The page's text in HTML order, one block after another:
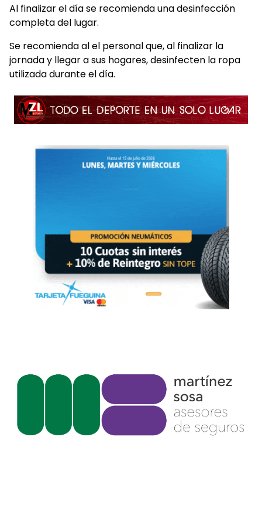
Al finalizar el día se recomienda una desinfección
completa del lugar.
Se recomienda al el personal que, al finalizar la
jornada y llegar a sus hogares, desinfecten la ropa
utilizada durante el día.